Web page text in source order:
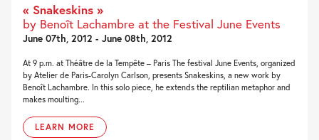
« Snakeskins »
by Benoît Lachambre at the Festival June Events
June 07th, 2012 - June 08th, 2012
At 9 p.m. at Théâtre de la Tempête – Paris The festival June Events, organized
by Atelier de Paris-Carolyn Carlson, presents Snakeskins, a new work by
Benoît Lachambre. In this solo piece, he extends the reptilian metaphor and
makes moulting...
LEARN MORE